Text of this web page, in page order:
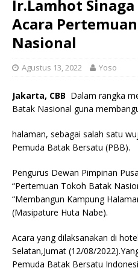
Ir.Lamhot
Acara
Nasional
Agustus 13, 2022 Yoso
Jakarta, CBB Dalam rangka
Batak Nasional guna
halaman, sebagai salah satu
Pemuda Batak Bersatu (PBB).
Pengurus Dewan Pimpinan
“Pertemuan Tokoh Batak
“Membangun Kampung
(Masipature Huta Nabe).
Acara yang dilaksanakan di
Selatan,Jumat (12/08/
Pemuda Batak Bersatu